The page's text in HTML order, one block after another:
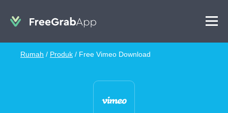
Rumah / Produk / Free Vimeo Download